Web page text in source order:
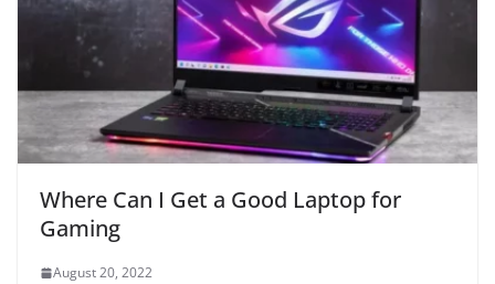
Where Can I Get a Good Laptop for
Gaming
August 20, 2022